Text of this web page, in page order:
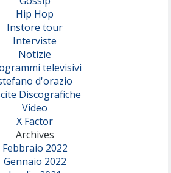
Hip Hop
Instore tour
Interviste
Notizie
televisivi
d'orazio
Discografiche
Video
X Factor
Archives
Febbraio 2022
Gennaio 2022